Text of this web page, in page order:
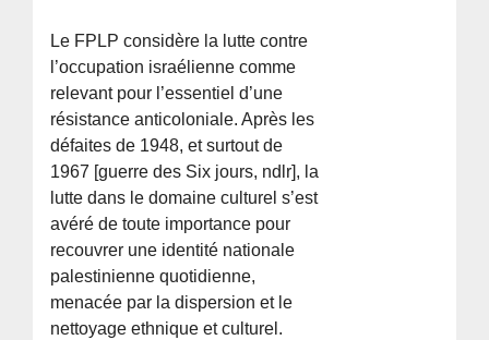
Le FPLP considère la lutte contre
l’occupation israélienne comme
relevant pour l’essentiel d’une
résistance anticoloniale. Après les
défaites de 1948, et surtout de
1967 [guerre des Six jours, ndlr], la
lutte dans le domaine culturel s’est
avéré de toute importance pour
recouvrer une identité nationale
palestinienne quotidienne,
menacée par la dispersion et le
nettoyage ethnique et culturel.